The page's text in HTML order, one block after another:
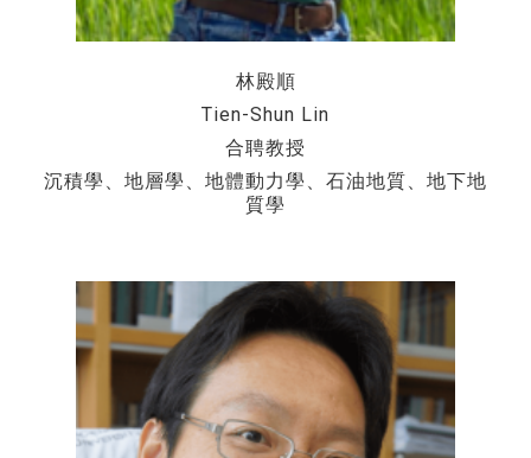
林殿順
Tien-Shun Lin
合聘教授
沉積學、地層學、地體動力學、石油地質、地下地
質學